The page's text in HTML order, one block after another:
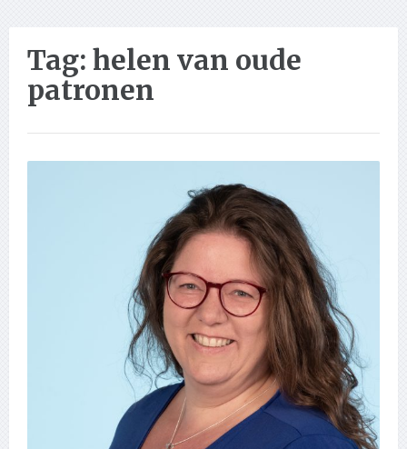
Tag: helen van oude
patronen